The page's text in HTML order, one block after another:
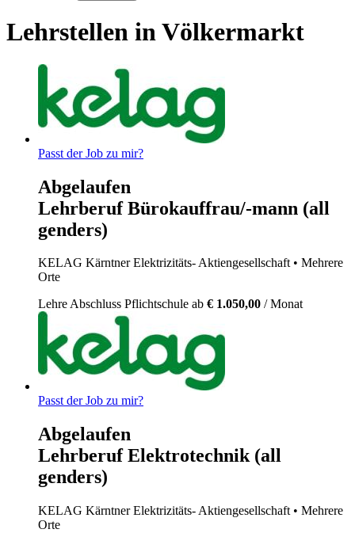
Lehrstellen in Völkermarkt
Passt der Job zu mir?
Abgelaufen
Lehrberuf Bürokauffrau/-mann (all
genders)
KELAG Kärntner Elektrizitäts- Aktiengesellschaft • Mehrere
Orte
LehreAbschluss Pflichtschule ab € 1.050,00 / Monat
Passt der Job zu mir?
Abgelaufen
Lehrberuf Elektrotechnik (all
genders)
KELAG Kärntner Elektrizitäts- Aktiengesellschaft • Mehrere
Orte